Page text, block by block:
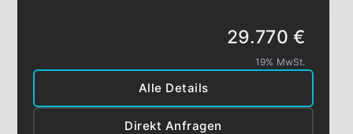
Alle Details
Direkt Anfragen
29.770 €
19% MwSt.